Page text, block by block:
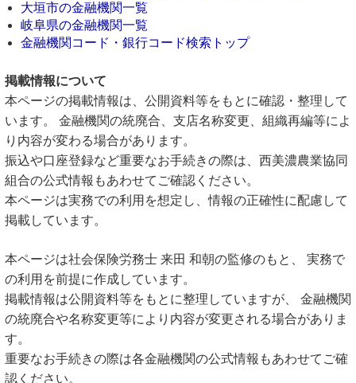
大垣市の金融機関一覧
岐阜県の金融機関一覧
金融機関コード・銀行コード検索トップ
掲載情報について
本ページの掲載情報は、公開資料等をもとに確認・整理して
います。 金融機関の統廃合、支店名称変更、組織再編等によ
り内容が変わる場合があります。
振込や口座登録など重要なお手続きの際は、西美濃農業協同
組合の公式情報もあわせてご確認ください。
本ページは実務での利用を想定し、情報の正確性に配慮して
掲載しています。
本ページは社会保険労務士 来田 和朝の監修のもと、 実務で
の利用を前提に作成しています。
掲載情報は公開資料等をもとに整理していますが、 金融機関
の統廃合や名称変更等により内容が変更される場合がありま
す。
重要なお手続きの際は各金融機関の公式情報もあわせてご確
認ください。